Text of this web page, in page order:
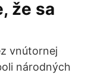
že sa
vnútornej
národných